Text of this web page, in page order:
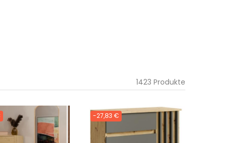
1423 Produkte
-27,83 €